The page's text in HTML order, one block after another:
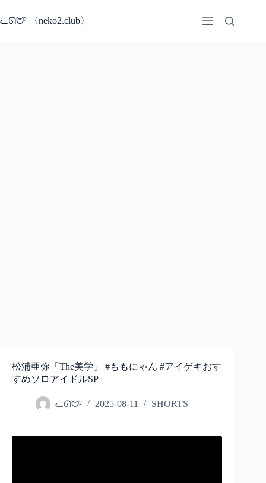
ン
ᓚᘏᗢ² 〈neko2.club〉
松浦亜弥「The美学」 #ももにゃん #アイゲキおす
すめソロアイドルSP
ᓚᘏᗢ² 2025-08-11 SHORTS